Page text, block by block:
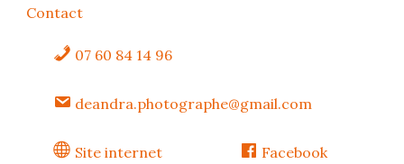
Contact
07 60 84 14 96
deandra.photographe@gmail.com
Site internet Facebook